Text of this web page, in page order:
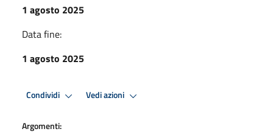
1 agosto 2025
Data fine:
1 agosto 2025
Condividi Vedi azioni
Argomenti: